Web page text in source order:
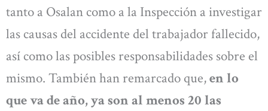
tanto a Osalan como a la Inspección a investigar
las causas del accidente del trabajador fallecido,
así como las posibles responsabilidades sobre el
mismo. También han remarcado que,en lo
que va de año, ya son al menos 20 las